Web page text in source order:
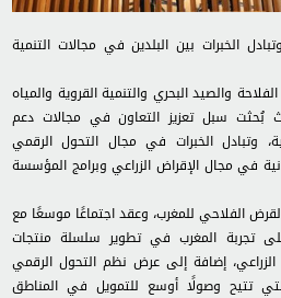
الخبرات بين البلدين في مجالات التنمية
والصيد البحري والتنمية القروية والمياه
بُحثت سبل تعزيز التعاون في مجالات دعم
وتبادل الخبرات في مجال التحول الرقمي
في مجال الإقراض الزراعي وبرامج المؤسسة
الفلاحي للمغرب، وعقد اجتماعًا موسعًا مع
على تجربة المغرب في تطوير سلسلة منتجات
إضافة إلى عرض نظم التحول الرقمي
التي تتيح وصولًا أوسع للتمويل في المناطق